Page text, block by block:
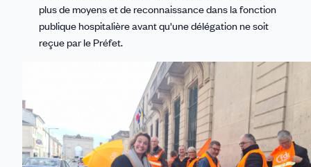
plus de moyens et de reconnaissance dans la fonction
publique hospitalière avant qu'une délégation ne soit
reçue par le Préfet.